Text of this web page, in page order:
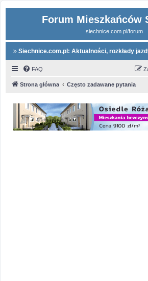
Forum Mieszkańców
siechnice.com.pl/forum
Siechnice.com.pl: Aktualności, rozkłady
FAQ
Strona główna Często zadawane pytania